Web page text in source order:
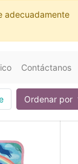
adecuadamente
Contáctanos
Ordenar por